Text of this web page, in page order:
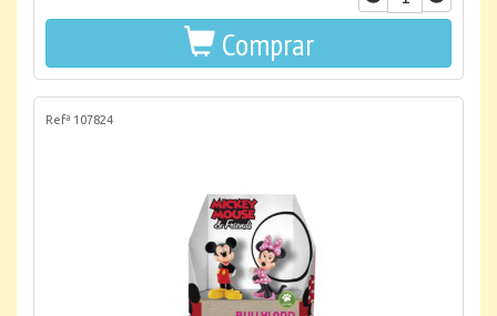
Comprar
Refª 107824